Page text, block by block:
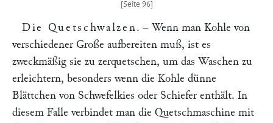
Die Quetschwalzen. – Wenn man Kohle von
verschiedener Große aufbereiten muß, ist es
zweckmäßig sie zu zerquetschen, um das Waschen zu
erleichtern, besonders wenn die Kohle dünne
Blättchen von Schwefelkies oder Schiefer enthält. In
diesem Falle verbindet man die Quetschmaschine mit